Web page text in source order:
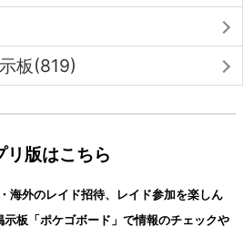
板(819)
リ版はこちら
海外のレイド招待、レイド参加を楽しん
板「ポケゴボード」で情報のチェックや